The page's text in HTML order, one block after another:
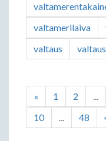
valtamerilaiva
valtaus
« 1 2 ...
10
... 48